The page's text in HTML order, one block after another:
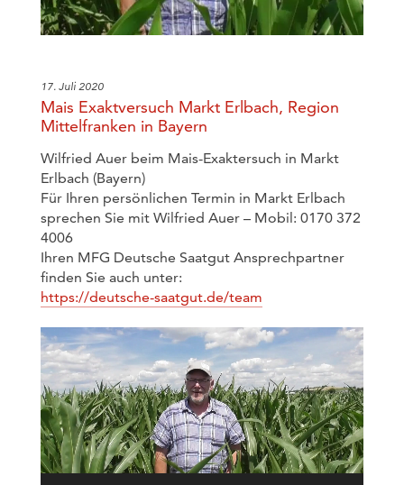
17. Juli 2020
Mais Exaktversuch Markt Erlbach, Region
Mittelfranken in Bayern
Wilfried Auer beim Mais-Exaktersuch in Markt
Erlbach (Bayern)
Für Ihren persönlichen Termin in Markt Erlbach
sprechen Sie mit Wilfried Auer – Mobil: 0170 372
4006
Ihren MFG Deutsche Saatgut Ansprechpartner
finden Sie auch unter:
https://deutsche-saatgut.de/team
Video-
Player